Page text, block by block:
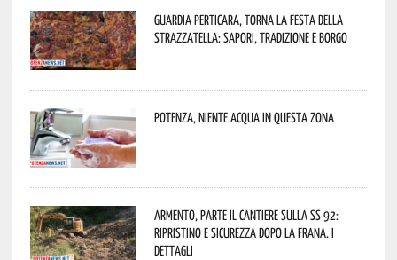
Guardia Perticara, torna la Festa della
Strazzatella: sapori, tradizione e borgo
Potenza, niente acqua in questa zona
Armento, parte il cantiere sulla SS 92:
ripristino e sicurezza dopo la frana. I
dettagli